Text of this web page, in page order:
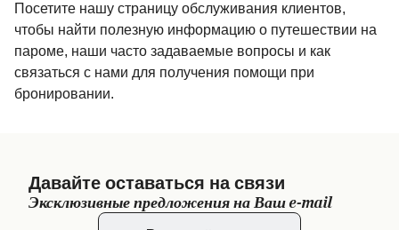
Посетите нашу страницу обслуживания клиентов,
чтобы найти полезную информацию о путешествии на
пароме, наши часто задаваемые вопросы и как
связаться с нами для получения помощи при
бронировании.
Давайте оставаться на связи
Эксклюзивные предложения на Ваш e-mail